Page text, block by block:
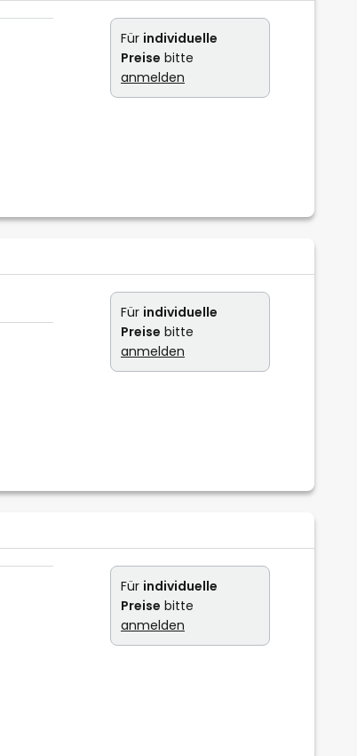
Für individuelle
Preise bitte
anmelden
Für individuelle
Preise bitte
anmelden
Für individuelle
Preise bitte
anmelden